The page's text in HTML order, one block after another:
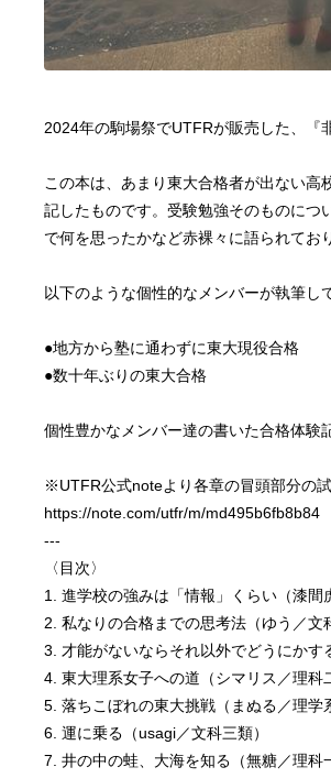
2024年の駒場祭でUTFRが販売した、『
この本は、あまり東大合格者が出ない
記したものです。受験勉強そのものにつ
で何を思ったかなど赤裸々に語られてお
以下のような個性的なメンバーが執筆し
●地方から塾に通わずに東大現役合格
●数十年ぶりの東大合格
個性豊かなメンバー達の書いた合格体験
※UTFR公式noteより各章の冒頭部分の
https://note.com/utfr/m/md495b6fb8b84
---
〈目次〉
1. 進学校の強みは「情報」くらい（漆間
2. 私なりの合格までの思考法（ゆう／文
3. 才能がないならそれ以外でどうにかす
4. 東大理系女子への道（シマリス／理科
5. 落ちこぼれの東大挑戦（まぬる／理学
6. 運に乗る（usagi／文科三類）
7. 井の中の蛙、大海を知る（無糖／理科